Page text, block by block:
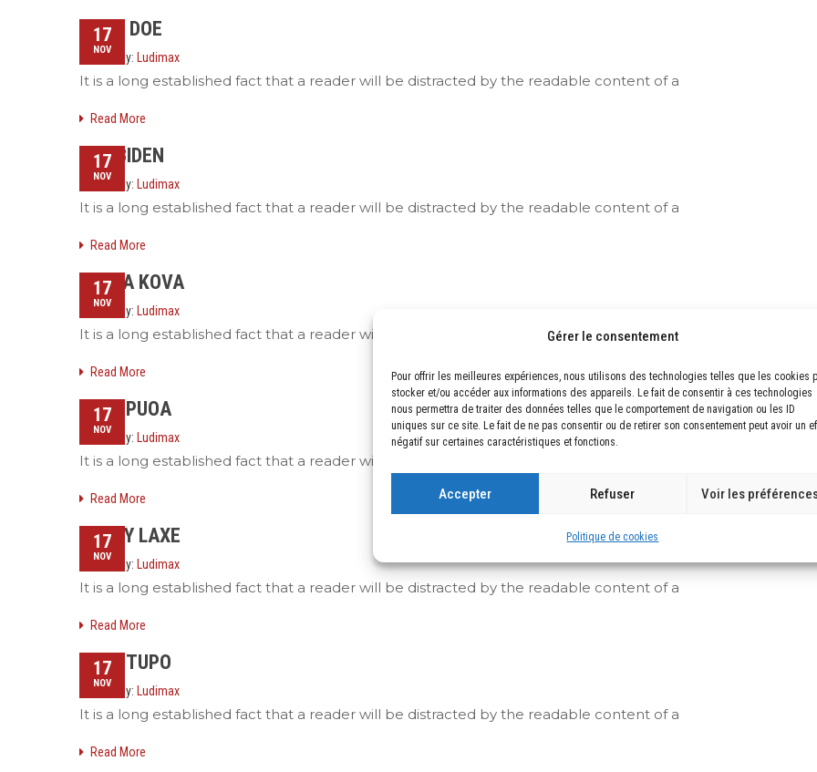
Gérer le consentement
Pour offrir les meilleures expériences, nous utilisons des technologies telles que les cookies
stocker et/ou accéder aux informations des appareils. Le fait de consentir à ces technologies
nous permettra de traiter des données telles que le comportement de navigation ou les ID
uniques sur ce site. Le fait de ne pas consentir ou de retirer son consentement peut avoir un
négatif sur certaines caractéristiques et fonctions.
Accepter Refuser Voir les
Politique de cookies
17
NOV
JOHN DOE
Posted by: Ludimax
It is a long established fact that a reader will be distracted by the readable content of a
Read More
17
NOV
JOE BIDEN
Posted by: Ludimax
It is a long established fact that a reader will be distracted by the readable content of a
Read More
17
NOV
ERENA KOVA
Posted by: Ludimax
It is a long established fact that a reader will be distracted by the readable content of a
Read More
17
NOV
ALUE PUOA
Posted by: Ludimax
It is a long established fact that a reader will be distracted by the readable content of a
Read More
17
NOV
POPPY LAXE
Posted by: Ludimax
It is a long established fact that a reader will be distracted by the readable content of a
Read More
17
NOV
JOPA TUPO
Posted by: Ludimax
It is a long established fact that a reader will be distracted by the readable content of a
Read More